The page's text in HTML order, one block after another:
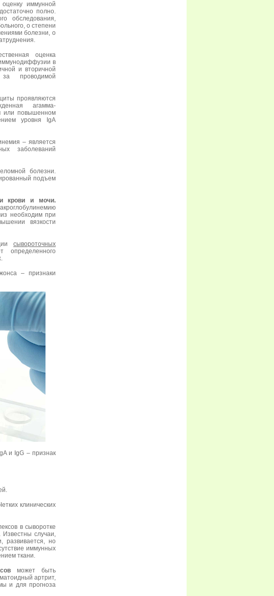
иммунной
полно.
обследования,
о степени
болезни, о
оценка
в
и вторичной
проводимой
проявляются
агамма-
или повышенном
уровня IgA
– является
заболеваний
болезни.
подъем
крови и мочи.
необходим при
вязкости
сывороточных
– признаки
и IgG – признак
клинических
в сыворотке
Известны случаи,
развивается, но
иммунных
ткани.
может быть
артрит,
и для прогноза